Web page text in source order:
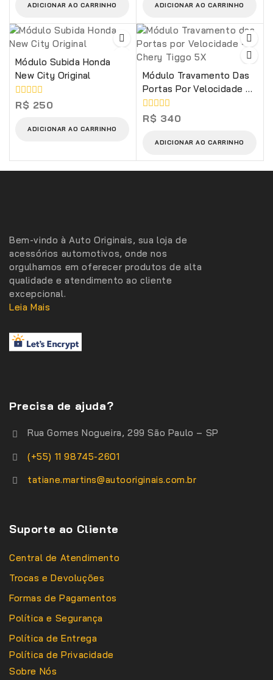
ADICIONAR AO CARRINHO ADICIONAR AO CARRINHO
Módulo Subida Honda
New City Original
0
R$ 250
ADICIONAR AO CARRINHO
Módulo Travamento Das
Portas Por Velocidade –
Chery Tiggo 5X
0
R$ 340
ADICIONAR AO CARRINHO
Bem-vindo à Auto Originais, sua loja de
acessórios automotivos, onde nos
orgulhamos em oferecer produtos de alta
qualidade e atendimento ao cliente
excepcional.
Leia Mais
Precisa de ajuda?
Rua Gomes Nogueira, 299 São Paulo – SP
(+55) 11 98745-2601
tatiane.martins@autooriginais.com.br
Suporte ao Cliente
Central de Atendimento
Trocas e Devoluções
Formas de Pagamentos
Política e Segurança
Política de Entrega
Política de Privacidade
Sobre Nós